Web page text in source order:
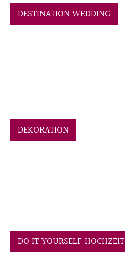
DESTINATION WEDDING
DEKORATION
DO IT YOURSELF HOCHZEIT